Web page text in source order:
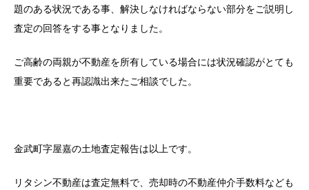
題のある状況である事、解決しなければならない部分をご説明し
査定の回答をする事となりました。
ご高齢の両親が不動産を所有している場合には状況確認がとても
重要であると再認識出来たご相談でした。
金武町字屋嘉の土地査定報告は以上です。
リタシン不動産は査定無料で、売却時の不動産仲介手数料なども